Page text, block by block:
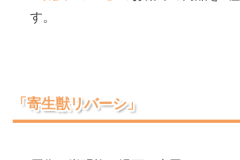
す。
「寄生獣リバーシ」